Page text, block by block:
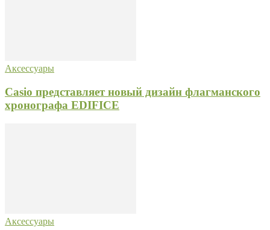
Аксессуары
Casio представляет новый дизайн флагманского
хронографа EDIFICE
Аксессуары